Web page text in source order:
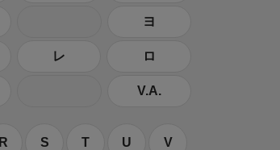
ヨ
レ ロ
V.A.
R S T U V